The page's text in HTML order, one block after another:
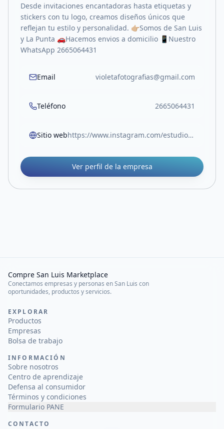
Desde invitaciones encantadoras hasta etiquetas y
stickers con tu logo, creamos diseños únicos que
reflejan tu estilo y personalidad. 👉🏼Somos de San Luis
y La Punta 🚗Hacemos envios a domicilio 📱Nuestro
WhatsApp 2665064431
Email violetafotografias@gmail.com
Teléfono 2665064431
Sitio web https://www.instagram.com/estudio.violeta_?igsh=MWxzY25zcmI2b2NncA==
Ver perfil de la empresa
Compre San Luis Marketplace
Conectamos empresas y personas en San Luis con
oportunidades, productos y servicios.
EXPLORAR
Productos
Empresas
Bolsa de trabajo
INFORMACIÓN
Sobre nosotros
Centro de aprendizaje
Defensa al consumidor
Términos y condiciones
Formulario PANE
CONTACTO